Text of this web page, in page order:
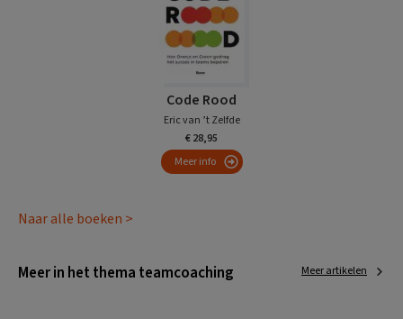
Code Rood
Eric van ’t Zelfde
€ 28,95
Meer info
Naar alle boeken >
Meer in het thema teamcoaching Meer artikelen